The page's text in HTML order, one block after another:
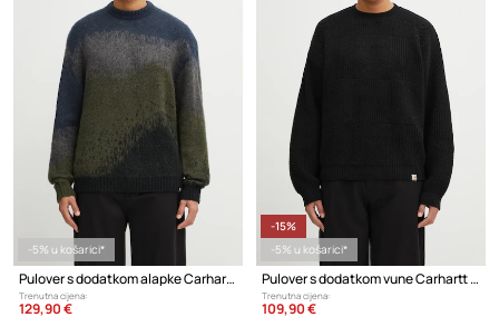
-5% u košarici*
Pulover s dodatkom alapke Carhartt WIP Tinley Sweater
Trenutna cijena:
129,90 €
-15%
-5% u košarici*
Pulover s dodatkom vune Carhartt WIP Bishop Sweater
Trenutna cijena:
109,90 €